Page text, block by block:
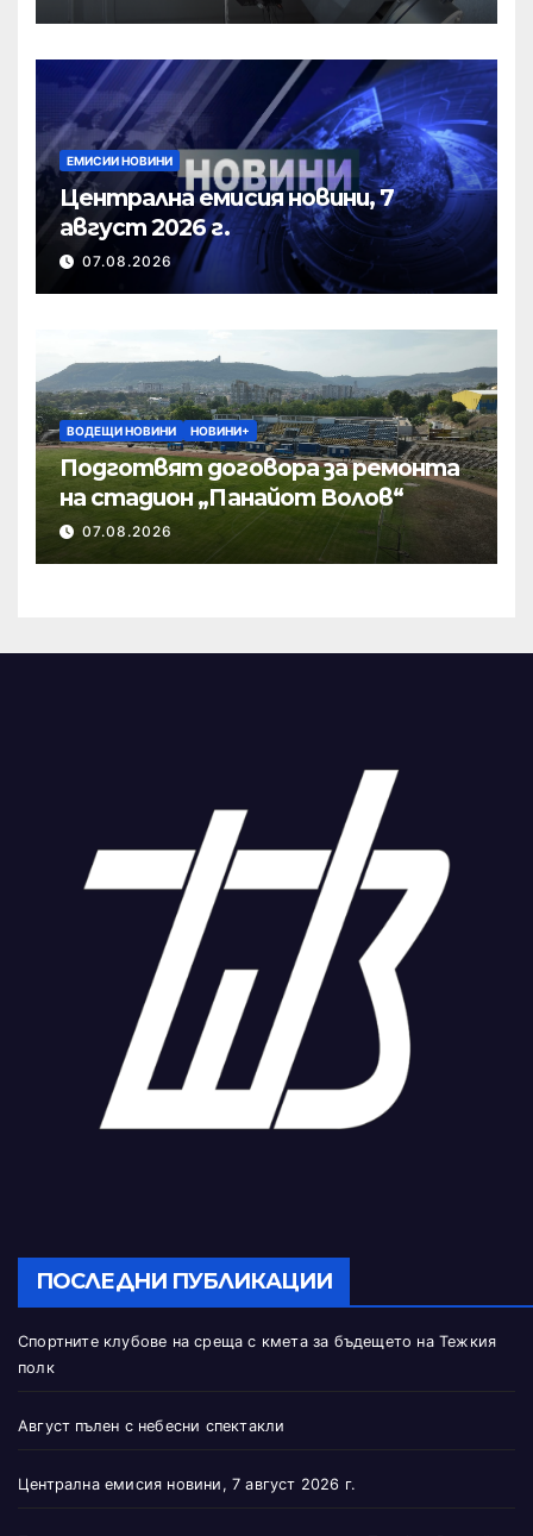
ЕМИСИИ НОВИНИ
Централна емисия новини, 7
август 2026 г.
07.08.2026
ВОДЕЩИ НОВИНИ НОВИНИ+
Подготвят договора за ремонта
на стадион „Панайот Волов“
07.08.2026
ПОСЛЕДНИ ПУБЛИКАЦИИ
Спортните клубове на среща с кмета за бъдещето на Тежкия
полк
Август пълен с небесни спектакли
Централна емисия новини, 7 август 2026 г.